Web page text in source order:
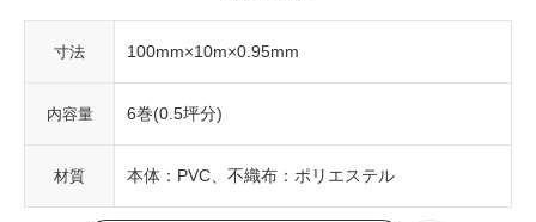
寸法 100mm×10m×0.95mm
内容量 6巻(0.5坪分)
材質 本体：PVC、不織布：ポリエステル